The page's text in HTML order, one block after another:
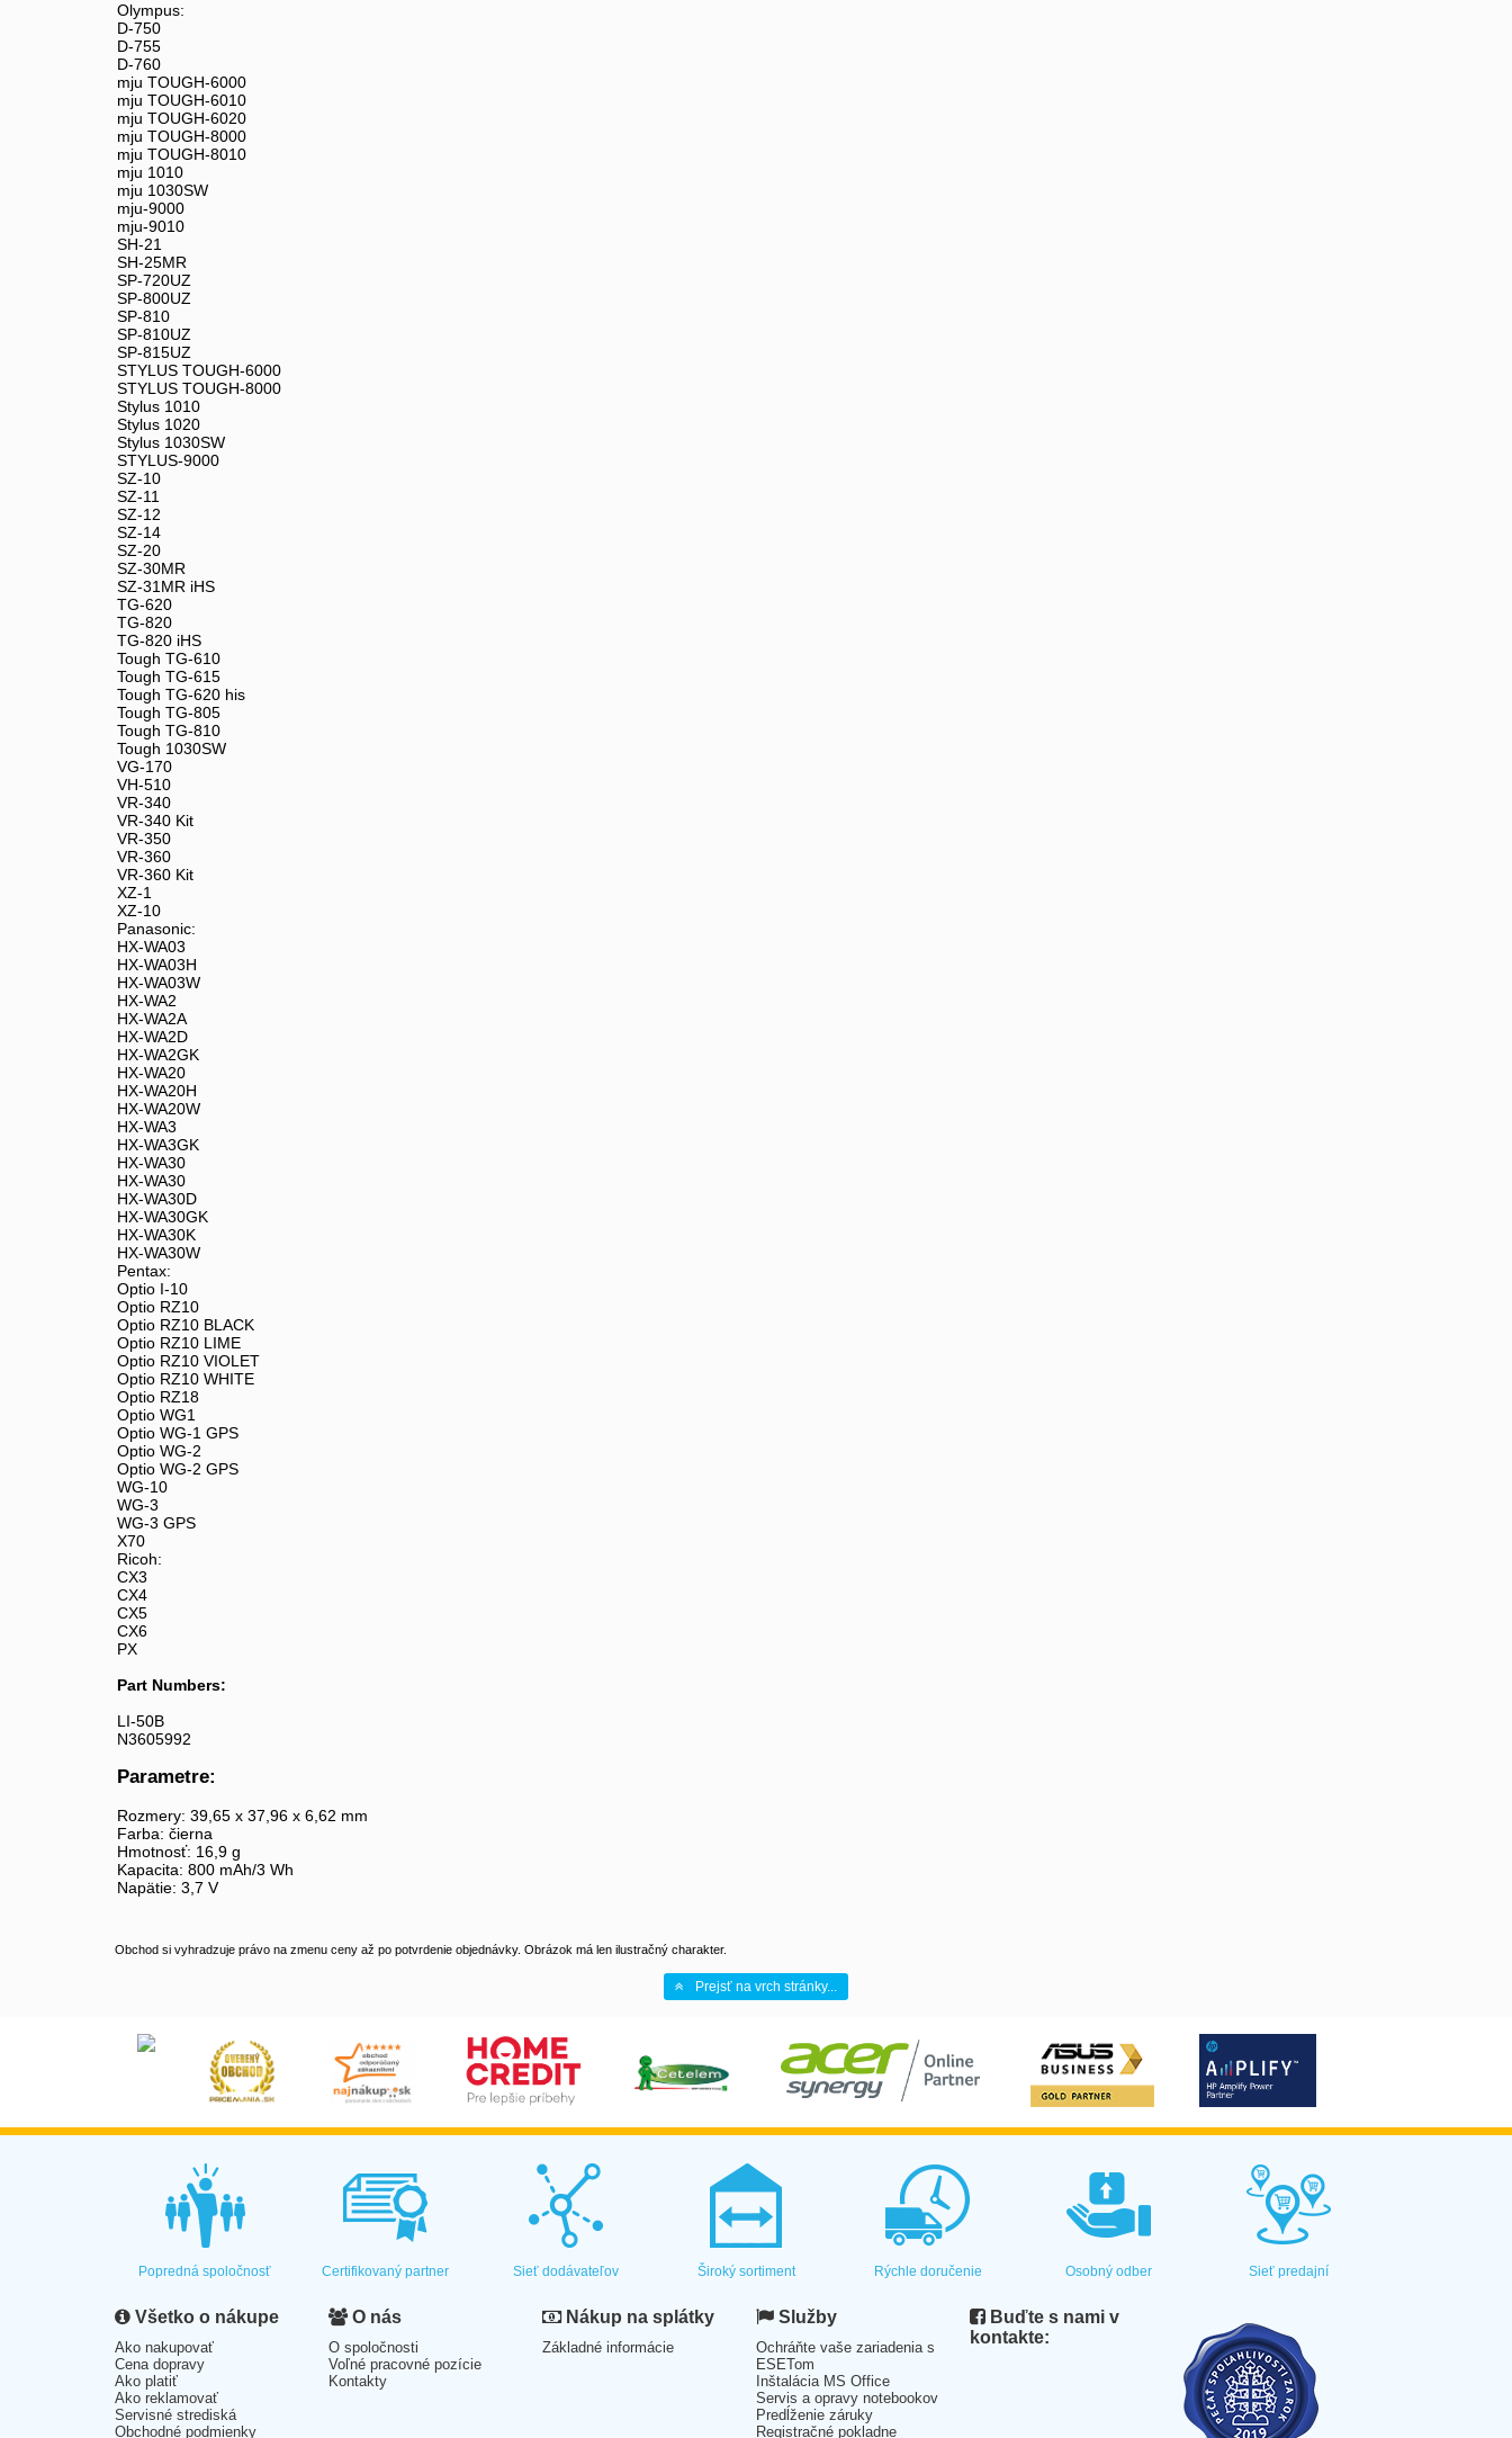
Olympus:
D-750
D-755
D-760
mju TOUGH-6000
mju TOUGH-6010
mju TOUGH-6020
mju TOUGH-8000
mju TOUGH-8010
mju 1010
mju 1030SW
mju-9000
mju-9010
SH-21
SH-25MR
SP-720UZ
SP-800UZ
SP-810
SP-810UZ
SP-815UZ
STYLUS TOUGH-6000
STYLUS TOUGH-8000
Stylus 1010
Stylus 1020
Stylus 1030SW
STYLUS-9000
SZ-10
SZ-11
SZ-12
SZ-14
SZ-20
SZ-30MR
SZ-31MR iHS
TG-620
TG-820
TG-820 iHS
Tough TG-610
Tough TG-615
Tough TG-620 his
Tough TG-805
Tough TG-810
Tough 1030SW
VG-170
VH-510
VR-340
VR-340 Kit
VR-350
VR-360
VR-360 Kit
XZ-1
XZ-10
Panasonic:
HX-WA03
HX-WA03H
HX-WA03W
HX-WA2
HX-WA2A
HX-WA2D
HX-WA2GK
HX-WA20
HX-WA20H
HX-WA20W
HX-WA3
HX-WA3GK
HX-WA30
HX-WA30
HX-WA30D
HX-WA30GK
HX-WA30K
HX-WA30W
Pentax:
Optio I-10
Optio RZ10
Optio RZ10 BLACK
Optio RZ10 LIME
Optio RZ10 VIOLET
Optio RZ10 WHITE
Optio RZ18
Optio WG1
Optio WG-1 GPS
Optio WG-2
Optio WG-2 GPS
WG-10
WG-3
WG-3 GPS
X70
Ricoh:
CX3
CX4
CX5
CX6
PX
Part Numbers:
LI-50B
N3605992
Parametre:
Rozmery: 39,65 x 37,96 x 6,62 mm
Farba: čierna
Hmotnosť: 16,9 g
Kapacita: 800 mAh/3 Wh
Napätie: 3,7 V
Obchod si vyhradzuje právo na zmenu ceny až po potvrdenie objednávky. Obrázok má len ilustračný charakter.
Prejsť na vrch stránky...
Popredná spoločnosť Certifikovaný partner Sieť dodávateľov Široký sortiment Rýchle doručenie Osobný odber Sieť predajní
Všetko o nákupe
Ako nakupovať
Cena dopravy
Ako platiť
Ako reklamovať
Servisné strediská
Obchodné podmienky
O nás
O spoločnosti
Voľné pracovné pozície
Kontakty
Nákup na splátky
Základné informácie
Služby
Ochráňte vaše zariadenia s
ESETom
Inštalácia MS Office
Servis a opravy notebookov
Predĺženie záruky
Registračné pokladne
Buďte s nami v
kontakte: